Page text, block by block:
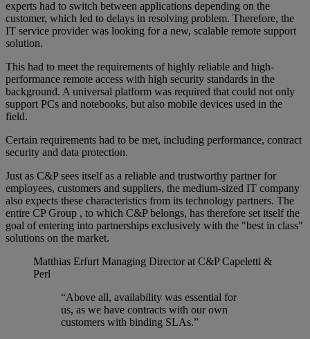
experts had to switch between applications depending on the
customer, which led to delays in resolving problem. Therefore, the
IT service provider was looking for a new, scalable remote support
solution.
This had to meet the requirements of highly reliable and high-
performance remote access with high security standards in the
background. A universal platform was required that could not only
support PCs and notebooks, but also mobile devices used in the
field.
Certain requirements had to be met, including performance, contract
security and data protection.
Just as C&P sees itself as a reliable and trustworthy partner for
employees, customers and suppliers, the medium-sized IT company
also expects these characteristics from its technology partners. The
entire CP Group , to which C&P belongs, has therefore set itself the
goal of entering into partnerships exclusively with the "best in class"
solutions on the market.
Matthias Erfurt Managing Director at C&P Capeletti &
Perl
“Above all, availability was essential for
us, as we have contracts with our own
customers with binding SLAs.”